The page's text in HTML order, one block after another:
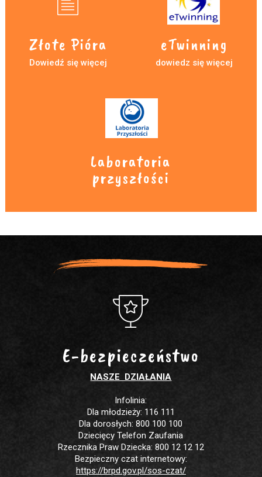
Złote Pióra
Dowiedź się więcej
eTwinning
dowiedz się więcej
Laboratoria
przyszłości
E-bezpieczeństwo
NASZE DZIAŁANIA
Infolinia:
Dla młodzieży: 116 111
Dla dorosłych: 800 100 100
Dziecięcy Telefon Zaufania
Rzecznika Praw Dziecka: 800 12 12 12
Bezpieczny czat internetowy:
https://brpd.gov.pl/sos-czat/